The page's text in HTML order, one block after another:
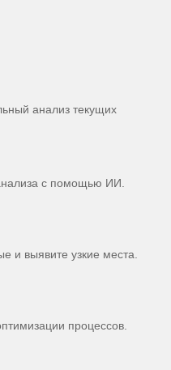
анализ текущих
с помощью ИИ.
и выявите узкие места.
процессов.